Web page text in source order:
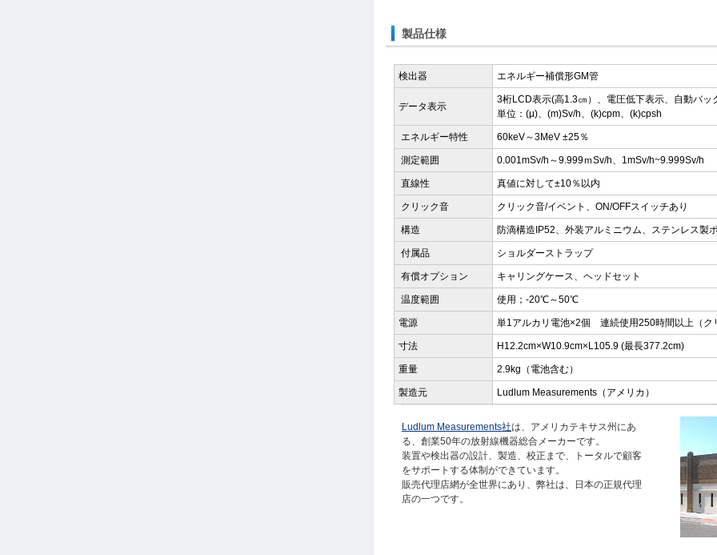
製品仕様
検出器 エネルギー補償形GM管
データ表示
3桁LCD表示(高1.3㎝）、電圧低下表示、自動バッ
単位：(μ)、(m)Sv/h、(k)cpm、(k)cpsh
エネルギー特性 60keV～3MeV ±25％
測定範囲 0.001mSv/h～9.999ｍSv/h、1mSv/h~9.999Sv/h
直線性 真値に対して±10％以内
クリック音 クリック音/イベント、ON/OFFスイッチあり
構造 防滴構造IP52、外装アルミニウム、ステンレス製
付属品 ショルダーストラップ
有償オプション キャリングケース、ヘッドセット
温度範囲 使用；-20℃～50℃
電源 単1アルカリ電池×2個 連続使用250時間以上（ク
寸法 H12.2cm×W10.9cm×L105.9 (最長377.2cm)
重量 2.9kg（電池含む）
製造元 Ludlum Measurements（アメリカ）
Ludlum Measurements社は、アメリカテキサス州にあ
る、創業50年の放射線機器総合メーカーです。
装置や検出器の設計、製造、校正まで、トータルで顧客
をサポートする体制ができています。
販売代理店網が全世界にあり、弊社は、日本の正規代理
店の一つです。